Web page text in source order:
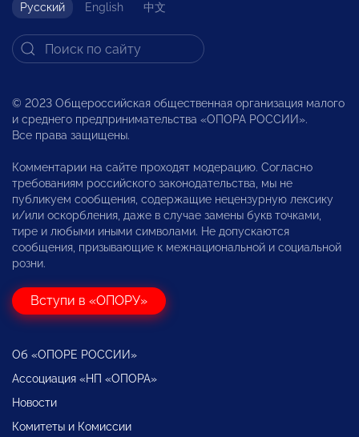
Русский English 中文
© 2023 Общероссийская общественная организация малого
и среднего предпринимательства «ОПОРА РОССИИ».
Все права защищены.
Комментарии на сайте проходят модерацию. Согласно
требованиям российского законодательства, мы не
публикуем сообщения, содержащие нецензурную лексику
и/или оскорбления, даже в случае замены букв точками,
тире и любыми иными символами. Не допускаются
сообщения, призывающие к межнациональной и социальной
розни.
Вступи в «ОПОРУ»
Об «ОПОРЕ РОССИИ»
Ассоциация «НП «ОПОРА»
Новости
Комитеты и Комиссии